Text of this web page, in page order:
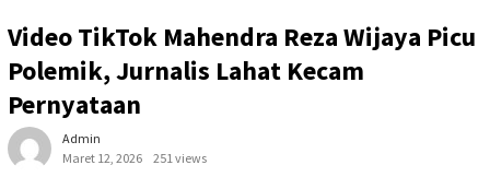
Video TikTok Mahendra Reza Wijaya Picu
Polemik, Jurnalis Lahat Kecam
Pernyataan
Admin
Maret 12, 2026
251 views